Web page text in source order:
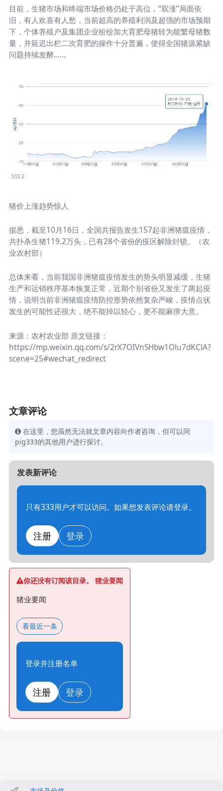
目前，生猪市场和终端市场价格仍处于高位，“双涨”局面依
旧，有人欢喜有人愁，当前超高的养殖利润及超强的市场预期
下，个体养殖户及集团企业纷纷加大育肥母猪转为能繁母猪数
量，并延迟出栏二次育肥的操作十分普遍，使得全国猪源紧缺
问题持续发酵……
333 2
猪价上涨趋势惊人
据悉，截至10月16日，全国共报告发生157起非洲猪瘟疫情，
共扑杀生猪119.2万头，已有28个省份的疫区解除封锁。（农
业农村部）
总体来看，当前我国非洲猪瘟疫情发生的势头明显减缓，生猪
生产和运销秩序基本恢复正常，近期个别省份又发生了两起疫
情，说明当前非洲猪瘟疫情防控形势依然复杂严峻，疫情点状
发生的可能性还很大，绝不能掉以轻心，更不能麻痹大意。
来源：农村农业部 原文链接：
https://mp.weixin.qq.com/s/2rX7OIVnSHbw1Olu7dKClA?
scene=25#wechat_redirect
文章评论
在这里，您虽然无法就文章内容向作者咨询，但可以同
pig333的其他用户进行探讨。
发表新评论
只有333用户才可以访问。如果想发表评论请登录。
注册 登录
你还没有订阅该目录。 猪业要闻
猪业要闻
看最近一条
登录并注册名单
注册 登录